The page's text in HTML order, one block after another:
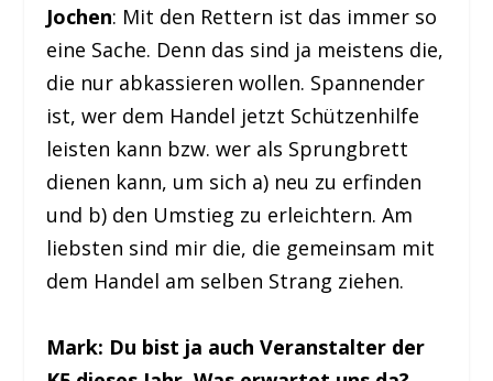
Jochen: Mit den Rettern ist das immer so
eine Sache. Denn das sind ja meistens die,
die nur abkassieren wollen. Spannender
ist, wer dem Handel jetzt Schützenhilfe
leisten kann bzw. wer als Sprungbrett
dienen kann, um sich a) neu zu erfinden
und b) den Umstieg zu erleichtern. Am
liebsten sind mir die, die gemeinsam mit
dem Handel am selben Strang ziehen.
Mark: Du bist ja auch Veranstalter der